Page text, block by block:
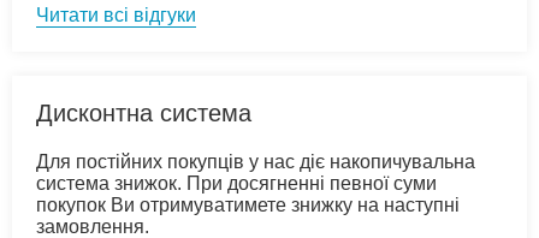
Читати всі відгуки
Дисконтна система
Для постійних покупців у нас діє накопичувальна
система знижок. При досягненні певної суми
покупок Ви отримуватимете знижку на наступні
замовлення.